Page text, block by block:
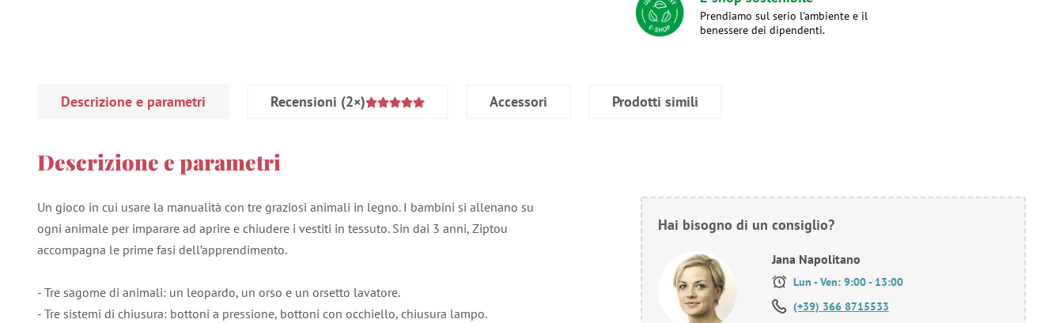
Prendiamo sul serio l'ambiente e il
benessere dei dipendenti.
Descrizione e parametri Recensioni (2×) Accessori Prodotti simili
Descrizione e parametri
Un gioco in cui usare la manualità con tre graziosi animali in legno. I bambini si allenano su
ogni animale per imparare ad aprire e chiudere i vestiti in tessuto. Sin dai 3 anni, Ziptou
accompagna le prime fasi dell’apprendimento.
- Tre sagome di animali: un leopardo, un orso e un orsetto lavatore.
- Tre sistemi di chiusura: bottoni a pressione, bottoni con occhiello, chiusura lampo.
Hai bisogno di un consiglio?
Jana Napolitano
Lun - Ven: 9:00 - 13:00
(+39) 366 8715533